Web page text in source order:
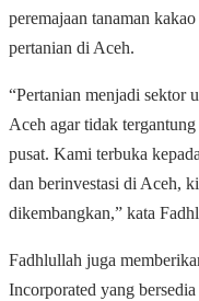
peremajaan tanaman
pertanian di Aceh.
“Pertanian menjadi sektor
Aceh agar tidak
pusat. Kami terbuka
dan berinvestasi di Aceh,
dikembangkan,” kata
Fadhlullah juga
Incorporated yang